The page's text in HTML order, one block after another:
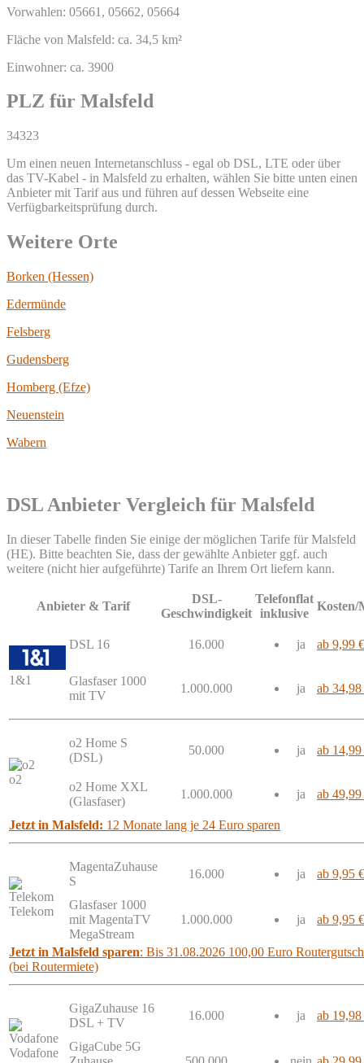
Vorwahlen: 05661, 05662, 05664
Fläche von Malsfeld: ca. 34,5 km²
Einwohner: ca. 3900
PLZ für Malsfeld
34323
Um einen neuen Internetanschluss - egal ob DSL, LTE oder über
das TV-Kabel - in Malsfeld zu erhalten, wählen Sie bitte unten einen
Anbieter mit Tarif aus und führen auf dessen Webseite eine
Verfügbarkeitsprüfung durch.
Weitere Orte
Borken (Hessen)
Edermünde
Felsberg
Gudensberg
Homberg (Efze)
Neuenstein
Wabern
DSL Anbieter Vergleich für Malsfeld
In dieser Tabelle finden Sie einige der möglichen Tarife für Malsfeld
(HE). Bitte beachten Sie, dass der gewählte Anbieter ggf. auch
weitere (nicht hier aufgeführte) Tarife an Ihrem Ort liefern kann.
Anbieter & Tarif
DSL-
Geschwindigkeit
Telefonflat
inklusive
Kosten/
1&1
DSL 16 16.000 ja ab 9,99 €
Glasfaser 1000
mit TV
1.000.000 ja ab 34,98
o2
o2 Home S
(DSL)
50.000 ja ab 14,99
o2 Home XXL
(Glasfaser)
1.000.000 ja ab 49,99
Jetzt in Malsfeld: 12 Monate lang je 24 Euro sparen
Telekom
MagentaZuhause
S
16.000 ja ab 9,95 €
Glasfaser 1000
mit MagentaTV
MegaStream
1.000.000 ja ab 9,95 €
Jetzt in Malsfeld sparen: Bis 31.08.2026 100,00 Euro
(bei Routermiete)
Vodafone
GigaZuhause 16
DSL + TV
16.000 ja ab 19,98
GigaCube 5G